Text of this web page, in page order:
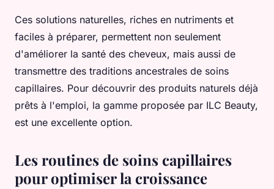
Ces solutions naturelles, riches en nutriments et
faciles à préparer, permettent non seulement
d'améliorer la santé des cheveux, mais aussi de
transmettre des traditions ancestrales de soins
capillaires. Pour découvrir des produits naturels déjà
prêts à l'emploi, la gamme proposée par ILC Beauty,
est une excellente option.
Les routines de soins capillaires
pour optimiser la croissance